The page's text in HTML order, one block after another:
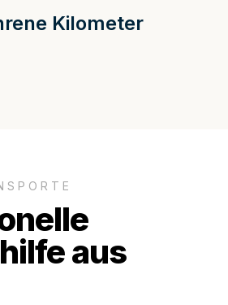
Kilometer
aus